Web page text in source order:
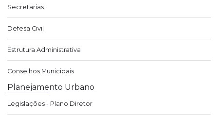
Secretarias
Defesa Civil
Estrutura Administrativa
Conselhos Municipais
Planejamento Urbano
Legislações - Plano Diretor